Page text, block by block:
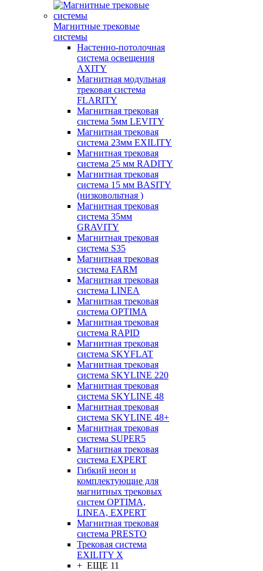
Магнитные трековые
системы
Настенно-потолочная
система освещения
AXITY
Магнитная модульная
трековая система
FLARITY
Магнитная трековая
система 5мм LEVITY
Магнитная трековая
система 23мм EXILITY
Магнитная трековая
система 25 мм RADITY
Магнитная трековая
система 15 мм BASITY
(низковольтная )
Магнитная трековая
система 35мм
GRAVITY
Магнитная трековая
система S35
Магнитная трековая
система FARM
Магнитная трековая
система LINEA
Магнитная трековая
система OPTIMA
Магнитная трековая
система RAPID
Магнитная трековая
система SKYFLAT
Магнитная трековая
система SKYLINE 220
Магнитная трековая
система SKYLINE 48
Магнитная трековая
система SKYLINE 48+
Магнитная трековая
система SUPER5
Магнитная трековая
система EXPERT
Гибкий неон и
комплектующие для
магнитных трековых
систем OPTIMA,
LINEA, EXPERT
Магнитная трековая
система PRESTO
Трековая система
EXILITY X
+ ЕЩЕ 11